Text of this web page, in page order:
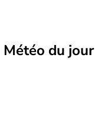
Météo du jour